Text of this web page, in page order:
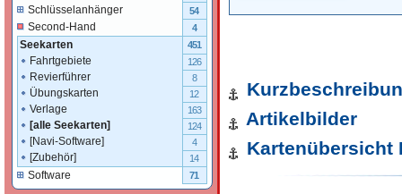
Artikelbilder
Kartenübersicht
Schlüsselanhänger 54
Second-Hand 4
Seekarten 451
Fahrtgebiete 126
Revierführer 8
Übungskarten 12
Verlage 163
[alle Seekarten] 124
[Navi-Software] 4
[Zubehör] 14
Software 71